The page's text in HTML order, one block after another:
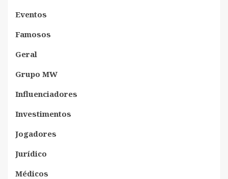
Eventos
Famosos
Geral
Grupo MW
Influenciadores
Investimentos
Jogadores
Jurídico
Médicos